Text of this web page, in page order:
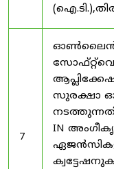
7
സുരക്ഷാ
IN